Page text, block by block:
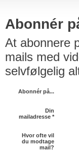
Abonnér
At abonnere
mails med
selvfølgelig
Abonnér på...
Din
mailadresse *
Hvor ofte vil
du modtage
mail?